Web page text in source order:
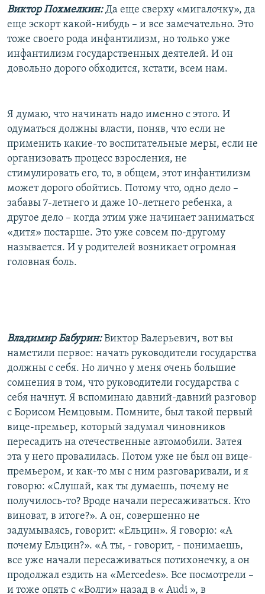
Виктор Похмелкин:Да еще сверху «мигалочку», да
еще эскорт какой-нибудь – и все замечательно. Это
тоже своего рода инфантилизм, но только уже
инфантилизм государственных деятелей. И он
довольно дорого обходится, кстати, всем нам.
Я думаю, что начинать надо именно с этого. И
одуматься должны власти, поняв, что если не
применить какие-то воспитательные меры, если не
организовать процесс взросления, не
стимулировать его, то, в общем, этот инфантилизм
может дорого обойтись. Потому что, одно дело –
забавы 7-летнего и даже 10-летнего ребенка, а
другое дело – когда этим уже начинает заниматься
«дитя» постарше. Это уже совсем по-другому
называется. И у родителей возникает огромная
головная боль.
Владимир Бабурин:Виктор Валерьевич, вот вы
наметили первое: начать руководители государства
должны с себя. Но лично у меня очень большие
сомнения в том, что руководители государства с
себя начнут. Я вспоминаю давний-давний разговор
с Борисом Немцовым. Помните, был такой первый
вице-премьер, который задумал чиновников
пересадить на отечественные автомобили. Затея
эта у него провалилась. Потом уже не был он вице-
премьером, и как-то мы с ним разговаривали, и я
говорю: «Слушай, как ты думаешь, почему не
получилось-то? Вроде начали пересаживаться. Кто
виноват, в итоге?». А он, совершенно не
задумываясь, говорит: «Ельцин». Я говорю: «А
почему Ельцин?». «А ты, - говорит, - понимаешь,
все уже начали пересаживаться потихонечку, а он
продолжал ездить на «Mercedes». Все посмотрели –
и тоже опять с «Волги» назад в « Audi », в